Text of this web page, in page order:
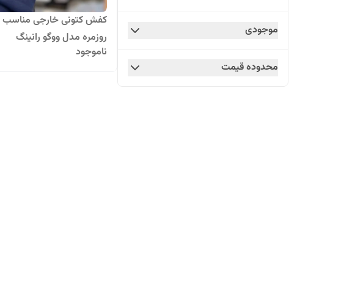
موجودی
محدوده قیمت
روزمره مدل ووگو رانینگ
ناموجود